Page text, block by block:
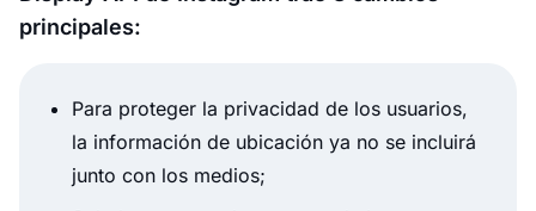
principales:
Para proteger la privacidad de los usuarios,
la información de ubicación ya no se incluirá
junto con los medios;